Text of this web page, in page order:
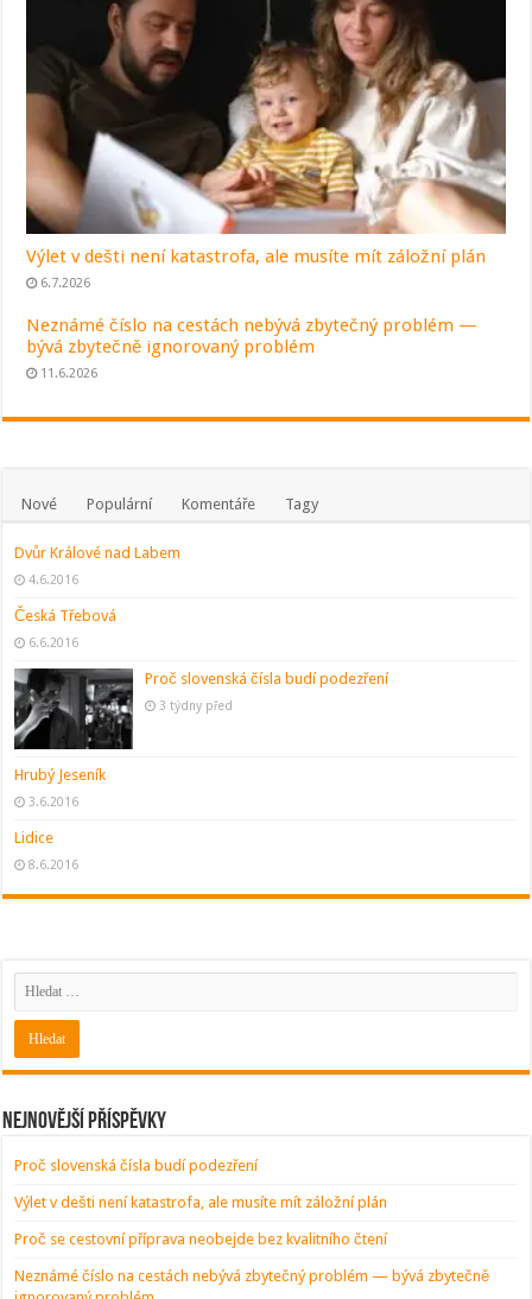
Výlet v dešti není katastrofa, ale musíte mít záložní plán
6.7.2026
Neznámé číslo na cestách nebývá zbytečný problém —
bývá zbytečně ignorovaný problém
11.6.2026
Nové Populární Komentáře Tagy
Dvůr Králové nad Labem
4.6.2016
Česká Třebová
6.6.2016
Proč slovenská čísla budí podezření
3 týdny před
Hrubý Jeseník
3.6.2016
Lidice
8.6.2016
Nejnovější příspěvky
Proč slovenská čísla budí podezření
Výlet v dešti není katastrofa, ale musíte mít záložní plán
Proč se cestovní příprava neobejde bez kvalitního čtení
Neznámé číslo na cestách nebývá zbytečný problém — bývá zbytečně